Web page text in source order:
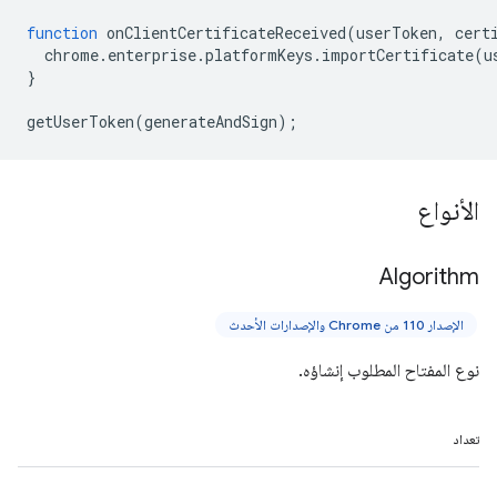
function onClientCertificateReceived(userToken,
chrome. enterprise.platformKeys . importCertificate(
}
getUserToken(generateAndSign);
الأنواع
Algorithm
الإصدار 110 من Chrome والإصدارات الأحدث
نوع المفتاح المطلوب إنشاؤه.
تعداد